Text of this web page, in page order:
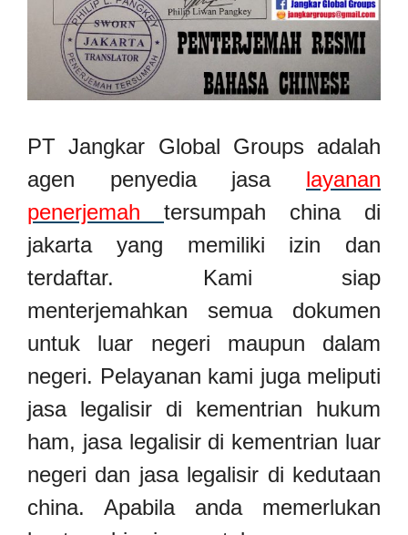
PT Jangkar Global Groups adalah
agen penyedia jasa layanan
penerjemah tersumpah china di
jakarta yang memiliki izin dan
terdaftar. Kami siap
menterjemahkan semua dokumen
untuk luar negeri maupun dalam
negeri. Pelayanan kami juga meliputi
jasa legalisir di kementrian hukum
ham, jasa legalisir di kementrian luar
negeri dan jasa legalisir di kedutaan
china. Apabila anda memerlukan